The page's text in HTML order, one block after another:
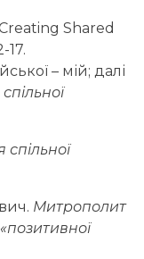
Shared
17.
– мій; далі
спільної
Митрополит